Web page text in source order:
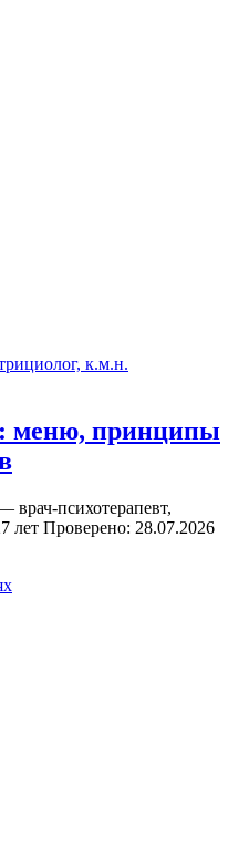
к.м.н.
меню, принципы
психотерапевт,
лет Проверено: 28.07.2026